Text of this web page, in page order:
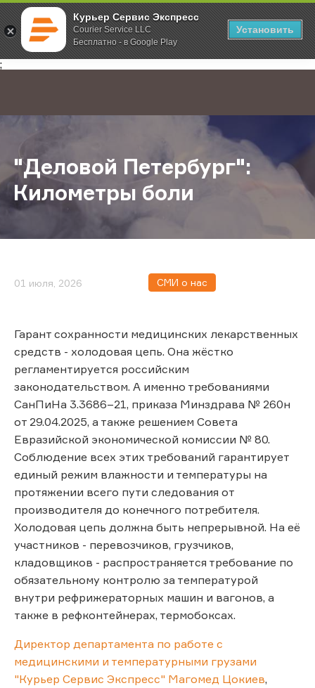
Курьер Сервис Экспресс
Courier Service LLC
Бесплатно - в Google Play
Установить
;
Главная О компании Новости "Деловой Петербург":
"Деловой Петербург":
Километры боли
01 июля, 2026 СМИ о нас
Гарант сохранности медицинских лекарственных
средств - холодовая цепь. Она жёстко
регламентируется российским
законодательством. А именно требованиями
СанПиНа 3.3686–21, приказа Минздрава № 260н
от 29.04.2025, а также решением Совета
Евразийской экономической комиссии № 80.
Соблюдение всех этих требований гарантирует
единый режим влажности и температуры на
протяжении всего пути следования от
производителя до конечного потребителя.
Холодовая цепь должна быть непрерывной. На её
участников - перевозчиков, грузчиков,
кладовщиков - распространяется требование по
обязательному контролю за температурой
внутри рефрижераторных машин и вагонов, а
также в рефконтейнерах, термобоксах.
Директор департамента по работе с
медицинскими и температурными грузами
"Курьер Сервис Экспресс" Магомед Цокиев,